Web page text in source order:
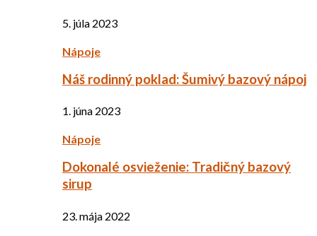
5. júla 2023
Nápoje
Náš rodinný poklad: Šumivý bazový nápoj
1. júna 2023
Nápoje
Dokonalé osvieženie: Tradičný bazový
sirup
23. mája 2022